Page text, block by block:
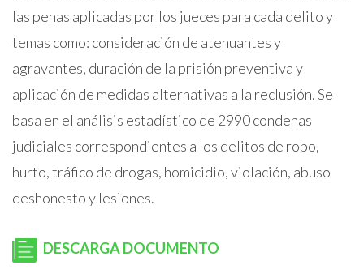
las penas aplicadas por los jueces para cada delito y
temas como: consideración de atenuantes y
agravantes, duración de la prisión preventiva y
aplicación de medidas alternativas a la reclusión. Se
basa en el análisis estadístico de 2990 condenas
judiciales correspondientes a los delitos de robo,
hurto, tráfico de drogas, homicidio, violación, abuso
deshonesto y lesiones.
DESCARGA DOCUMENTO